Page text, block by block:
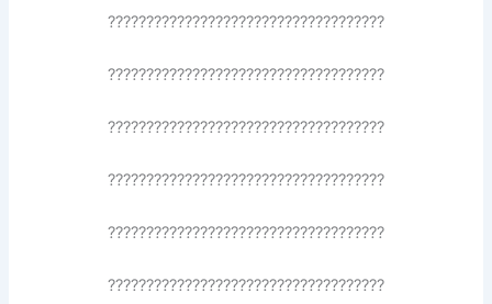
????????????????????????????????????
????????????????????????????????????
????????????????????????????????????
????????????????????????????????????
????????????????????????????????????
????????????????????????????????????